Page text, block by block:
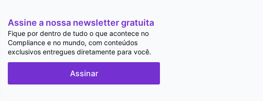
Assine a nossa newsletter gratuita
Fique por dentro de tudo o que acontece no
Compliance e no mundo, com conteúdos
exclusivos entregues diretamente para você.
Assinar